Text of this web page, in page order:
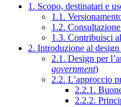
1. Scopo, destinatari e
1.1.
1.2.
1.3. Contribuisci
2. Introduzione al
2.1. Design per
government)
2.2. L’approccio
2.2.1.
2.2.2.